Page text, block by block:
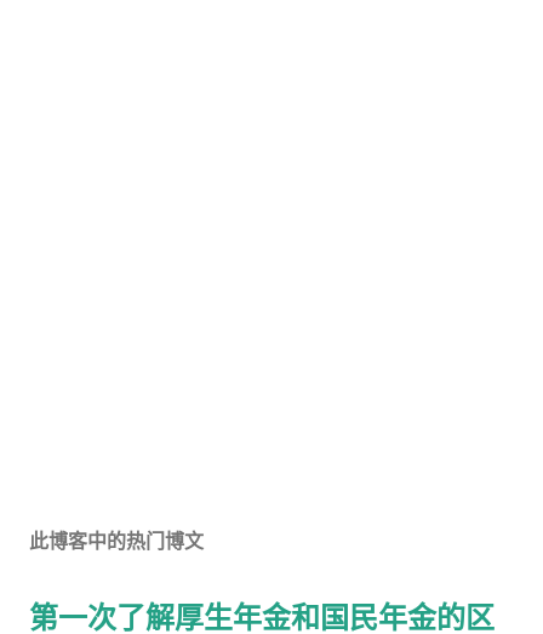
此博客中的热门博文
第一次了解厚生年金和国民年金的区